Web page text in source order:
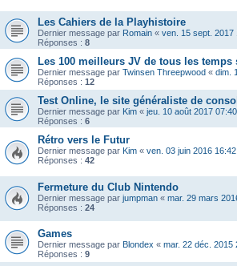
Les Cahiers de la Playhistoire
Dernier message par Romain « ven. 15 sept. 2017
Réponses : 8
Les 100 meilleurs JV de tous les temps
Dernier message par Twinsen Threepwood « dim.
Réponses : 12
Test Online, le site généraliste de
Dernier message par Kim « jeu. 10 août 2017 07:40
Réponses : 6
Rétro vers le Futur
Dernier message par Kim « ven. 03 juin 2016 16:42
Réponses : 42
Fermeture du Club Nintendo
Dernier message par jumpman « mar. 29 mars
Réponses : 24
Games
Dernier message par Blondex « mar. 22 déc. 2015
Réponses : 9